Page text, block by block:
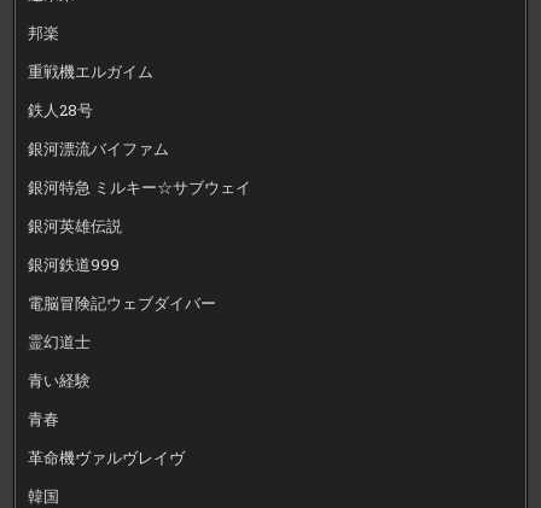
邦楽
重戦機エルガイム
鉄人28号
銀河漂流バイファム
銀河特急 ミルキー☆サブウェイ
銀河英雄伝説
銀河鉄道999
電脳冒険記ウェブダイバー
霊幻道士
青い経験
青春
革命機ヴァルヴレイヴ
韓国